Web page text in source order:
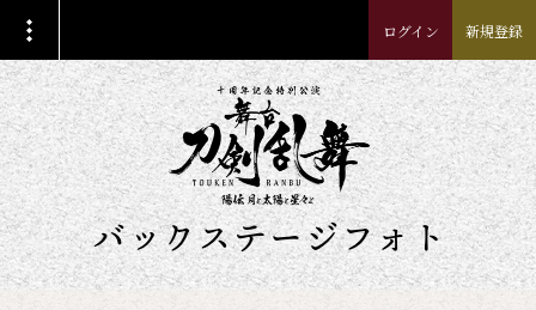
ログイン 新規登録
バックステージフォト